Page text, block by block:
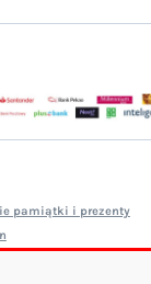
pamiątki i prezenty